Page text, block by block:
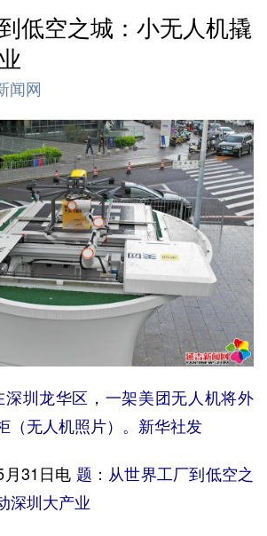
低空之城：小无人机撬
闻网
圳龙华区，一架美团无人机将外
（无人机照片）。新华社发
31日电 题：从世界工厂到低空之
深圳大产业